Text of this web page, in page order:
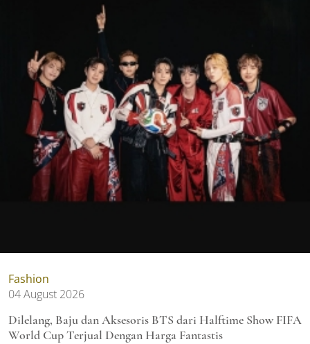
Fashion
04 August 2026
Dilelang, Baju dan Aksesoris BTS dari Halftime Show FIFA
World Cup Terjual Dengan Harga Fantastis